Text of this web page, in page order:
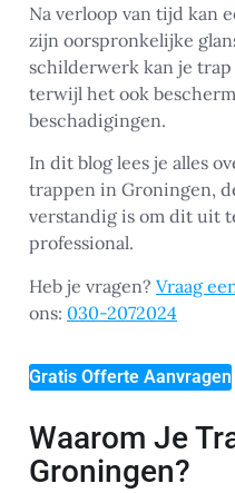
Na verloop van tijd kan
zijn oorspronkelijke
schilderwerk kan je
terwijl het ook
beschadigingen.
In dit blog lees je alles
trappen in Groningen,
verstandig is om dit uit
professional.
Heb je vragen? Vraag
ons: 030-2072024
Gratis Offerte Aanvragen
Waarom Je
Groningen?